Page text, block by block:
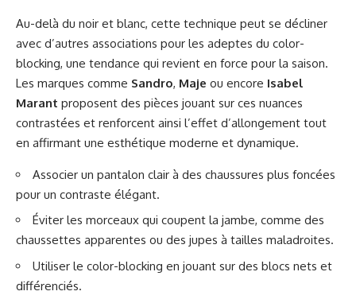
Au-delà du noir et blanc, cette technique peut se décliner
avec d’autres associations pour les adeptes du color-
blocking, une tendance qui revient en force pour la saison.
Les marques comme Sandro, Maje ou encore Isabel
Marant proposent des pièces jouant sur ces nuances
contrastées et renforcent ainsi l’effet d’allongement tout
en affirmant une esthétique moderne et dynamique.
Associer un pantalon clair à des chaussures plus foncées
pour un contraste élégant.
Éviter les morceaux qui coupent la jambe, comme des
chaussettes apparentes ou des jupes à tailles maladroites.
Utiliser le color-blocking en jouant sur des blocs nets et
différenciés.